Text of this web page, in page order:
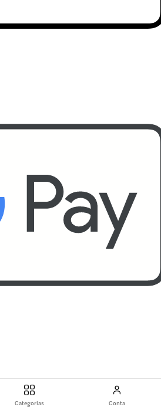
Categorias Conta